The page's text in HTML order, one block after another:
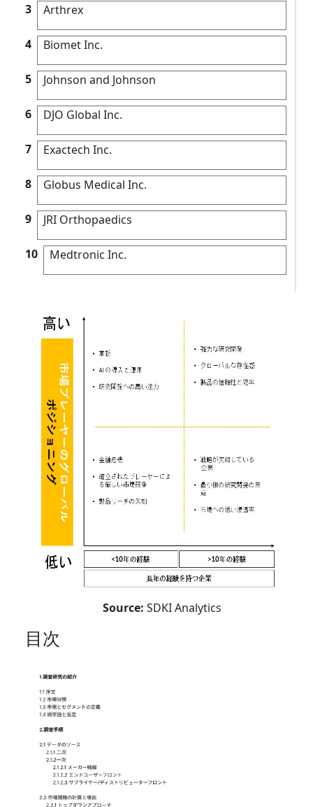
3 Arthrex
4 Biomet Inc.
5 Johnson and Johnson
6 DJO Global Inc.
7 Exactech Inc.
8 Globus Medical Inc.
9 JRI Orthopaedics
10 Medtronic Inc.
Source: SDKI Analytics
目次